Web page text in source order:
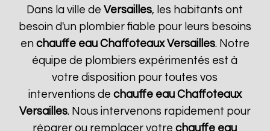
Dans la ville deVersailles, les habitants ont
besoin d'un plombier fiable pour leurs besoins
en chauffe eau Chaffoteaux Versailles. Notre
équipe de plombiers expérimentés est à
votre disposition pour toutes vos
interventions de chauffe eau Chaffoteaux
Versailles. Nous intervenons rapidement pour
réparer ou remplacer votrechauffe eau